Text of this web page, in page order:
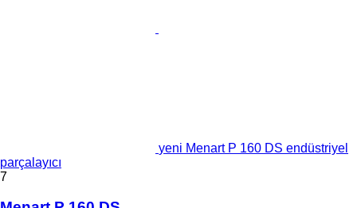
yeni Menart P 160 DS endüstriyel
parçalayıcı
7